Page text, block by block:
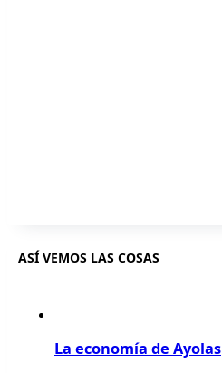
ASÍ VEMOS LAS COSAS
La economía de Ayolas